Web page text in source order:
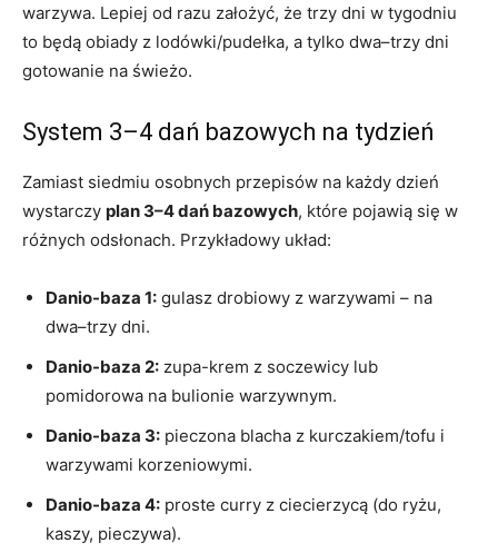
warzywa. Lepiej od razu założyć, że trzy dni w tygodniu
to będą obiady z lodówki/pudełka, a tylko dwa–trzy dni
gotowanie na świeżo.
System 3–4 dań bazowych na tydzień
Zamiast siedmiu osobnych przepisów na każdy dzień
wystarczy plan 3–4 dań bazowych, które pojawią się w
różnych odsłonach. Przykładowy układ:
Danio-baza 1: gulasz drobiowy z warzywami – na
dwa–trzy dni.
Danio-baza 2: zupa-krem z soczewicy lub
pomidorowa na bulionie warzywnym.
Danio-baza 3: pieczona blacha z kurczakiem/tofu i
warzywami korzeniowymi.
Danio-baza 4: proste curry z ciecierzycą (do ryżu,
kaszy, pieczywa).